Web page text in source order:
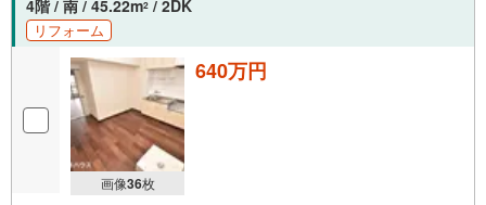
4階 / 南 / 45.22m2 / 2DK
リフォーム
画像36枚
640万円